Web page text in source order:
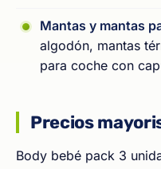
Mantas y mantas
algodón, mantas
para coche con
Precios
Body bebé pack 3